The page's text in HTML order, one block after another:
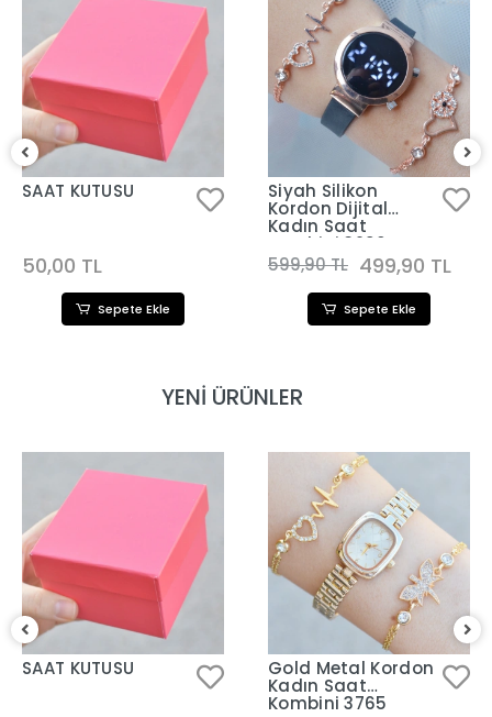
SAAT KUTUSU
50,00 TL
Sepete Ekle
Siyah Silikon
Kordon Dijital
Kadın Saat
Kombini 3290
599,90 TL 499,90 TL
Sepete Ekle
YENİ ÜRÜNLER
SAAT KUTUSU Gold Metal Kordon
Kadın Saat
Kombini 3765